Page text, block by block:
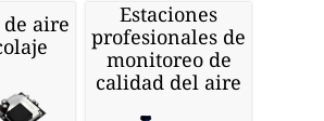
de aire
Estaciones
profesionales de
monitoreo de
calidad del aire